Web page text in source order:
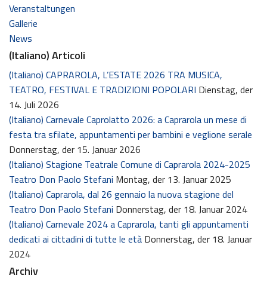
Veranstaltungen
Gallerie
News
(Italiano) Articoli
(Italiano) CAPRAROLA, L’ESTATE 2026 TRA MUSICA,
TEATRO, FESTIVAL E TRADIZIONI POPOLARI Dienstag, der
14. Juli 2026
(Italiano) Carnevale Caprolatto 2026: a Caprarola un mese di
festa tra sfilate, appuntamenti per bambini e veglione serale
Donnerstag, der 15. Januar 2026
(Italiano) Stagione Teatrale Comune di Caprarola 2024-2025
Teatro Don Paolo Stefani Montag, der 13. Januar 2025
(Italiano) Caprarola, dal 26 gennaio la nuova stagione del
Teatro Don Paolo Stefani Donnerstag, der 18. Januar 2024
(Italiano) Carnevale 2024 a Caprarola, tanti gli appuntamenti
dedicati ai cittadini di tutte le età Donnerstag, der 18. Januar
2024
Archiv